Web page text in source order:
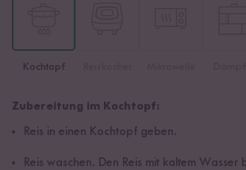
Kochtopf
Zubereitung im Kochtopf:
Reis in einen Kochtopf geben.
Reis waschen. Den Reis mit kaltem